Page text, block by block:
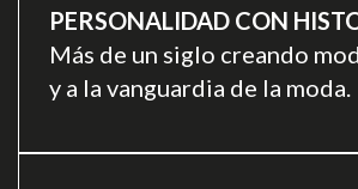
PERSONALIDAD CON
Más de un siglo creando
y a la vanguardia de la moda.